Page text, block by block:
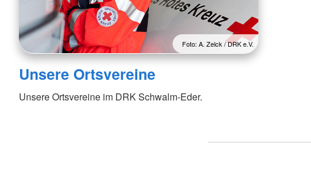
Foto: A. Zelck / DRK e.V.
Unsere Ortsvereine
Unsere Ortsvereine im DRK Schwalm-Eder.